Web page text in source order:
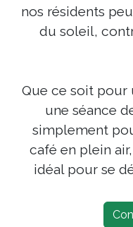
nos résidents
du soleil,
Que ce soit pour
une séance
simplement
café en plein
idéal pour se